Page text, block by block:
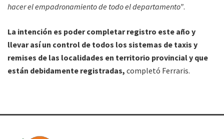
hacer el empadronamiento de todo el departamento”.
La intención es poder completar registro este año y
llevar así un control de todos los sistemas de taxis y
remises de las localidades en territorio provincial y que
están debidamente registradas, completó Ferraris.